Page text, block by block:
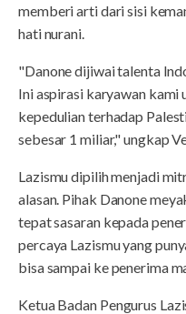
memberi arti dari sisi
hati nurani.
"Danone dijiwai talenta
Ini aspirasi karyawan kami
kepedulian terhadap
sebesar 1 miliar," ungkap
Lazismu dipilih menjadi
alasan. Pihak Danone
tepat sasaran kepada
percaya Lazismu yang
bisa sampai ke penerima
Ketua Badan Pengurus